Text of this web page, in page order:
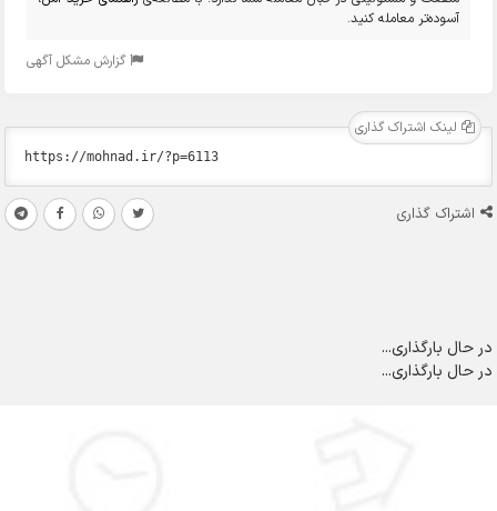
آسوده‌تر معامله کنید.
گزارش مشکل آگهی
لینک اشتراک گذاری
اشتراک گذاری
در حال بارگذاری...
در حال بارگذاری...